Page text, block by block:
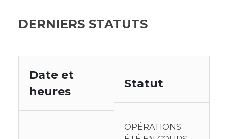
DERNIERS STATUTS
Date et
heures
Statut
OPÉRATIONS